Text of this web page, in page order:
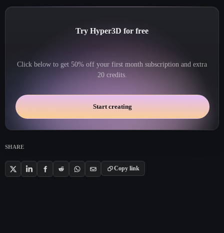
Try Hyper3D for free
Click below to get 50% off your first month subscription and extra
20 credits.
Start creating
SHARE
Copy link